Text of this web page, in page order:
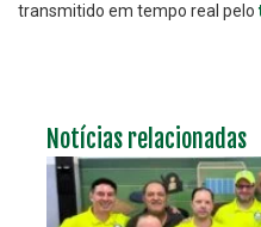
transmitido em tempo real pelo
Notícias relacionadas